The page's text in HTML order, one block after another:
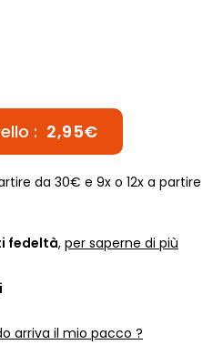
: 2,95€
da 30€ e 9x o 12x a partire
fedeltà, per saperne di più
arriva il mio pacco ?